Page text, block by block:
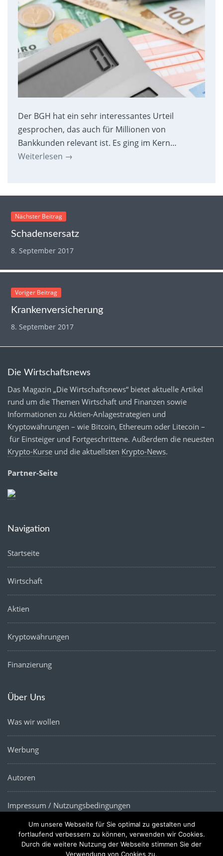
Der BGH hat ein sehr interessantes Urteil
gesprochen, das auch für Millionen von
Bankkunden relevant ist. Es ging im Kern…
Weiterlesen →
Nächster Beitrag
Schadensersatz
8. September 2017
Voriger Beitrag
Krankenversicherung
8. September 2017
Die Wirtschaftsnews
Das Magazin „Die Wirtschaftsnews“ bietet aktuelle Artikel
rund um die Themen Wirtschaft und Finanzen sowie
Informationen zu Aktien-Anlagestrategien und
Kryptowährungen – wie Bitcoin, Ethereum oder Litecoin –
für Einsteiger und Fortgeschrittene. Außerdem die neuesten
Krypto-Kurse und die aktuellsten Krypto-News.
Partner-Seite
Navigation
Startseite
Wirtschaft
Aktien
Kryptowährungen
Finanzierung
Über Uns
Was wir wollen
Werbung
Autoren
Impressum / Nutzungsbedingungen
Datenschutz
Um unsere Webseite für Sie optimal zu gestalten und
fortlaufend verbessern zu können, verwenden wir Cookies.
Durch die weitere Nutzung der Webseite stimmen Sie der
Verwendung von Cookies zu.